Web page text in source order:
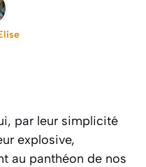
par leur simplicité
explosive,
au panthéon de nos